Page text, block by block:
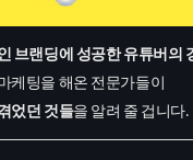
브랜딩에 성공한 유튜버의
케팅을 해온 전문가들이
었던 것들을 알려 줄 겁니다.